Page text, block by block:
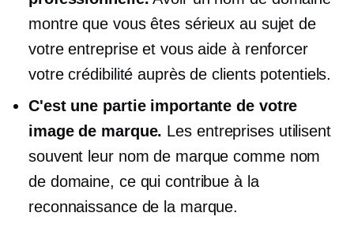
montre que vous êtes sérieux au sujet de
votre entreprise et vous aide à renforcer
votre crédibilité auprès de clients potentiels.
C'est une partie importante de votre
image de marque. Les entreprises utilisent
souvent leur nom de marque comme nom
de domaine, ce qui contribue à la
reconnaissance de la marque.